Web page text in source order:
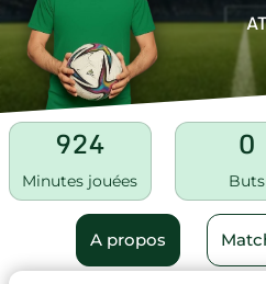
924
Minutes jouées
0
Buts
A propos